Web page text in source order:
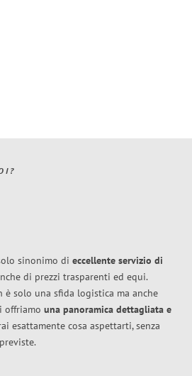
sinonimo di eccellente servizio di
di prezzi trasparenti ed equi.
è solo una sfida logistica ma anche
offriamo una panoramica dettagliata e
esattamente cosa aspettarti, senza